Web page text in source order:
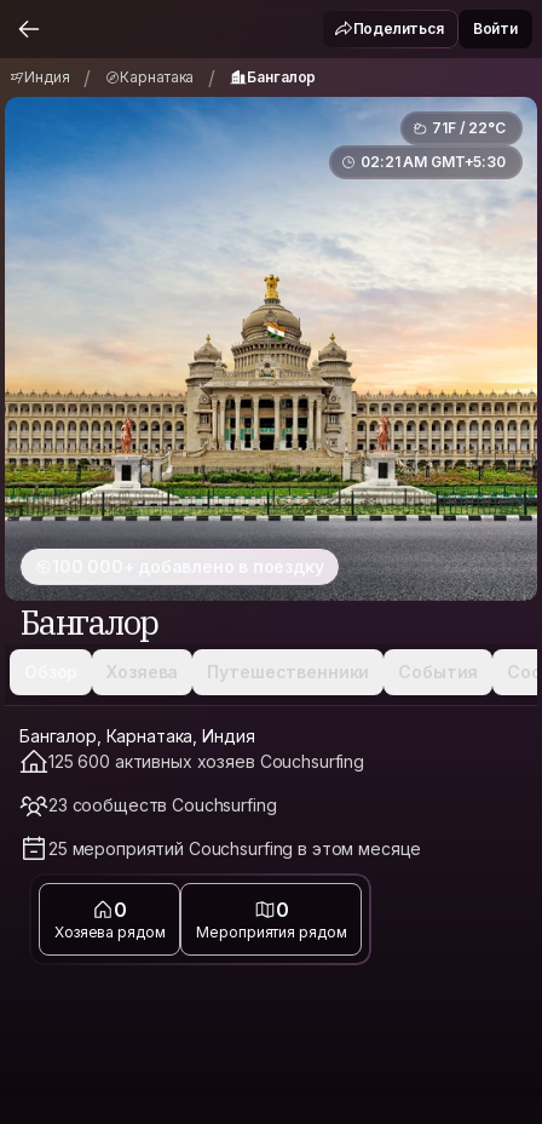
БангалорПоделиться Войти
Индия / Карнатака / Бангалор
71F / 22°C
02:21 AM GMT+5:30
100 000+ добавлено в поездку
Бангалор
Хозяева Путешественники События
Бангалор, Карнатака, Индия
125 600 активных хозяев Couchsurfing
23 сообществ Couchsurfing
25 мероприятий Couchsurfing в этом месяце
0
Хозяева рядом
0
Мероприятия рядом